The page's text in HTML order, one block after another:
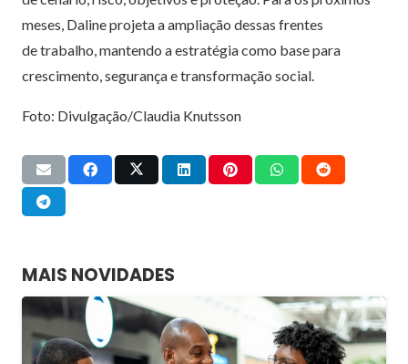
meses, Daline projeta a ampliação dessas frentes
de trabalho, mantendo a estratégia como base para
crescimento, segurança e transformação social.
Foto: Divulgação/Claudia Knutsson
MAIS NOVIDADES